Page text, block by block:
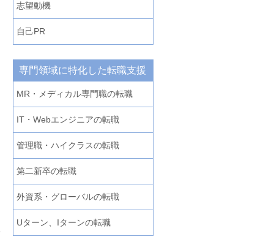
志望動機
自己PR
専門領域に特化した転職支援
MR・メディカル専門職の転職
IT・Webエンジニアの転職
管理職・ハイクラスの転職
第二新卒の転職
外資系・グローバルの転職
Uターン、Iターンの転職